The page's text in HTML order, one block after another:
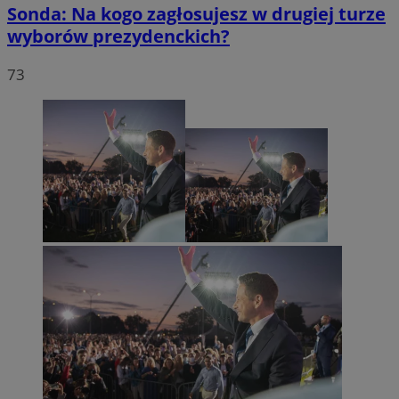
Sonda: Na kogo zagłosujesz w drugiej turze
wyborów prezydenckich?
73